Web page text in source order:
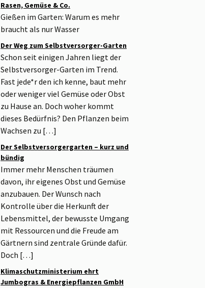
Rasen, Gemüse & Co.
Gießen im Garten: Warum es mehr
braucht als nur Wasser
Der Weg zum Selbstversorger-Garten
Schon seit einigen Jahren liegt der
Selbstversorger-Garten im Trend.
Fast jede*r den ich kenne, baut mehr
oder weniger viel Gemüse oder Obst
zu Hause an. Doch woher kommt
dieses Bedürfnis? Den Pflanzen beim
Wachsen zu […]
Der Selbstversorgergarten – kurz und
bündig
Immer mehr Menschen träumen
davon, ihr eigenes Obst und Gemüse
anzubauen. Der Wunsch nach
Kontrolle über die Herkunft der
Lebensmittel, der bewusste Umgang
mit Ressourcen und die Freude am
Gärtnern sind zentrale Gründe dafür.
Doch […]
Klimaschutzministerium ehrt
Jumbogras & Energiepflanzen GmbH